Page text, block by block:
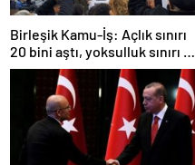
Birleşik Kamu-İş: Açlık sınırı
20 bini aştı, yoksulluk sınırı 57
bine dayandı!